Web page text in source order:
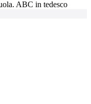
ABC in tedesco